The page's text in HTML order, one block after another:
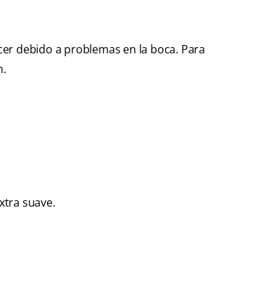
debido a problemas en la boca. Para
suave.